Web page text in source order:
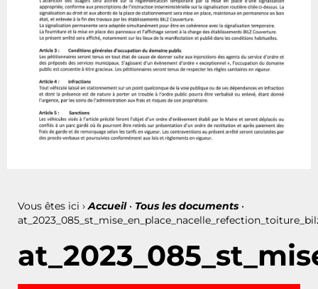
Vous êtes ici › Accueil• Tous les documents •